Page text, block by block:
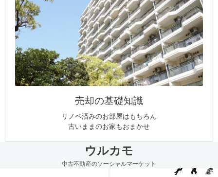
売却の基礎知識
リノベ済みのお部屋はもちろん
古いままのお家もおまかせ
ウルカモ
中古不動産のソーシャルマーケット